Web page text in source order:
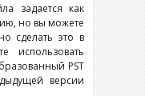
задается как
но вы можете
сделать это в
использовать
PST
версии